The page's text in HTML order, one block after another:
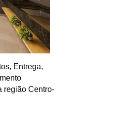
Entrega,
região Centro-